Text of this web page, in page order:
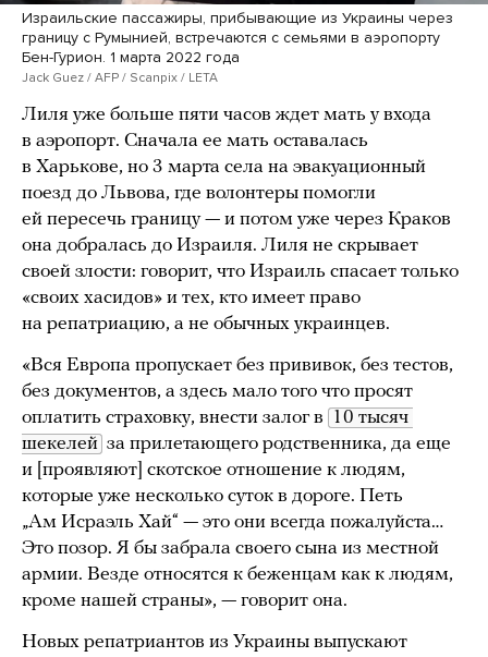
Израильские пассажиры, прибывающие из Украины через
границу с Румынией, встречаются с семьями в аэропорту
Бен-Гурион. 1 марта 2022 года
Jack Guez / AFP / Scanpix / LETA
Лиля уже больше пяти часов ждет мать у входа
в аэропорт. Сначала ее мать оставалась
в Харькове, но 3 марта села на эвакуационный
поезд до Львова, где волонтеры помогли
ей пересечь границу — и потом уже через Краков
она добралась до Израиля. Лиля не скрывает
своей злости: говорит, что Израиль спасает только
«своих хасидов» и тех, кто имеет право
на репатриацию, а не обычных украинцев.
«Вся Европа пропускает без прививок, без тестов,
без документов, а здесь мало того что просят
оплатить страховку, внести залог в 10 тысяч
шекелей за прилетающего родственника, да еще
и [проявляют] скотское отношение к людям,
которые уже несколько суток в дороге. Петь
„Ам Исраэль Хай“ — это они всегда пожалуйста…
Это позор. Я бы забрала своего сына из местной
армии. Везде относятся к беженцам как к людям,
кроме нашей страны», — говорит она.
Новых репатриантов из Украины выпускают